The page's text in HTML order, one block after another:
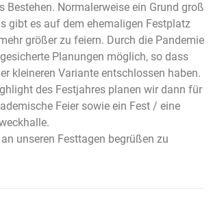
Bestehen. Normalerweise ein Grund groß
gibt es auf dem ehemaligen Festplatz
größer zu feiern. Durch die Pandemie
Planungen möglich, so dass
kleineren Variante entschlossen haben.
des Festjahres planen wir dann für
Feier sowie ein Fest / eine
unseren Festtagen begrüßen zu